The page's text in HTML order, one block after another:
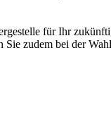
für Ihr
Sie zudem bei der